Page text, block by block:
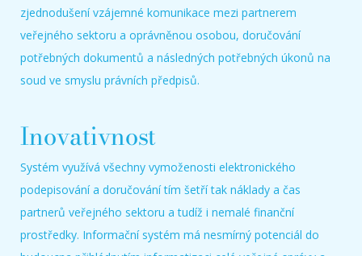
zjednodušení vzájemné komunikace mezi partnerem
veřejného sektoru a oprávněnou osobou, doručování
potřebných dokumentů a následných potřebných úkonů na
soud ve smyslu právních předpisů.
Inovativnost
Systém využívá všechny vymoženosti elektronického
podepisování a doručování tím šetří tak náklady a čas
partnerů veřejného sektoru a tudíž i nemalé finanční
prostředky. Informační systém má nesmírný potenciál do